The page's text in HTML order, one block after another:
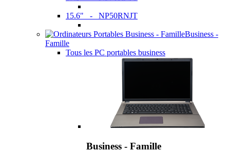
15.6" - NP50RNJT
Business -
Famille
Tous les PC portables business
Business - Famille